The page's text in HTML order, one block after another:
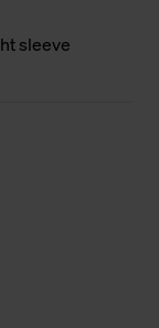
sleeve